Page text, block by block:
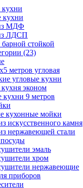
кухни
МДФ
ЛДСП
стойкой
(23)
метров угловая
угловые кухни
кухня эконом
кухни 9 метров
кухонные мойки
искусственного камня
нержавеющей стали
эмаль
хром
нержавеющие
приборов